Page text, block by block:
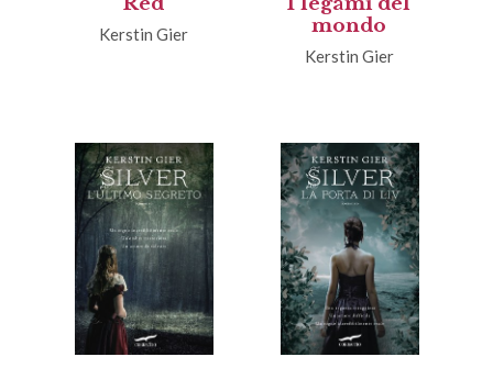
Kerstin Gier
mondo
Kerstin Gier